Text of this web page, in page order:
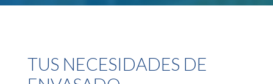
TUS NECESIDADES DE